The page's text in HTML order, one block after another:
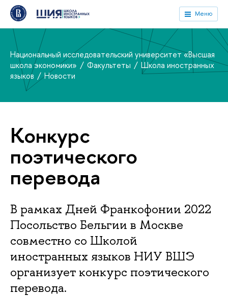
Меню
Национальный исследовательский университет «Высшая
школа экономики»
Факультеты
Школа иностранных
языков
Новости
Конкурс
поэтического
перевода
В рамках Дней Франкофонии 2022
Посольство Бельгии в Москве
совместно со Школой
иностранных языков НИУ ВШЭ
организует конкурс поэтического
перевода.